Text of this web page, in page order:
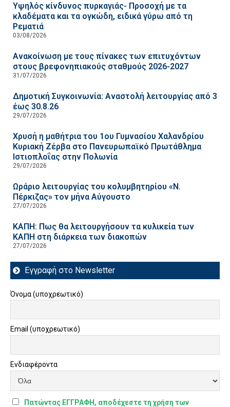
Υψηλός κίνδυνος πυρκαγιάς- Προσοχή με τα
κλαδέματα και τα ογκώδη, ειδικά γύρω από τη
Ρεματιά
03/08/2026
Ανακοίνωση με τους πίνακες των επιτυχόντων
στους βρεφονηπιακούς σταθμούς 2026-2027
31/07/2026
Δημοτική Συγκοινωνία: Αναστολή λειτουργίας από 3
έως 30.8.26
29/07/2026
Χρυσή η μαθήτρια του 1ου Γυμνασίου Χαλανδρίου
Κυριακή Ζέρβα στο Πανευρωπαϊκό Πρωτάθλημα
Ιστιοπλοΐας στην Πολωνία
29/07/2026
Ωράριο λειτουργίας του κολυμβητηρίου «Ν.
Πέρκιζας» τον μήνα Αύγουστο
27/07/2026
ΚΑΠΗ: Πως θα λειτουργήσουν τα κυλικεία των
ΚΑΠΗ στη διάρκεια των διακοπών
27/07/2026
Εγγραφή στο Newsletter
Όνομα (υποχρεωτικό)
Email (υποχρεωτικό)
Ενδιαφέροντα
Πατώντας ΕΓΓΡΑΦΗ, αποδέχεστε τη χρήση των